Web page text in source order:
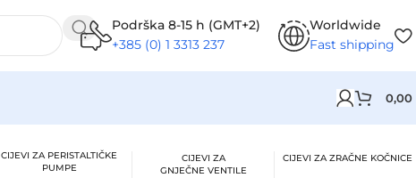
Podrška 8-15 h (GMT+2)
+385 (0) 1 3313 237
Worldwide
Fast shipping
0,00
CIJEVI ZA PERISTALTIČKE
PUMPE
CIJEVI ZA
GNJEČNE VENTILE
CIJEVI ZA ZRAČNE KOČNICE